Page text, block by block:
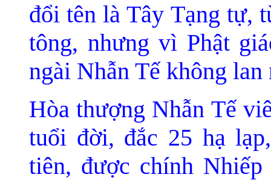
đổi tên là Tây Tạng tự,
tông, nhưng vì Phật
ngài Nhẫn Tế không
Hòa thượng Nhẫn Tế
tuổi đời, đắc 25 hạ
tiên, được chính